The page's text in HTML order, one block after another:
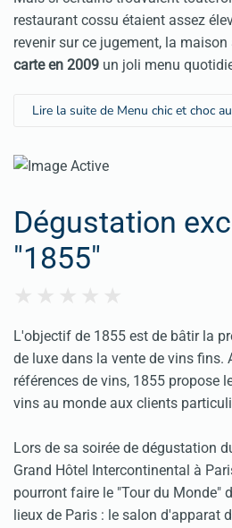
restaurant cossu étaient assez
revenir sur ce jugement, la maison
carte en 2009 un joli menu
Lire la suite de Menu chic et choc
Dégustation
"1855"
L'objectif de 1855 est de bâtir la
de luxe dans la vente de vins fins.
références de vins, 1855 propose
vins au monde aux clients
Lors de sa soirée de dégustation
Grand Hôtel Intercontinental à
pourront faire le "Tour du Monde"
lieux de Paris : le salon d'apparat